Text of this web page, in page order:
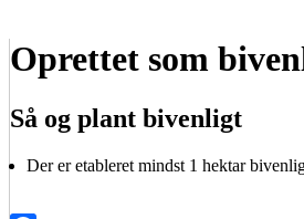
Oprettet som
Så og plant bivenligt
Der er etableret mindst 1 hektar